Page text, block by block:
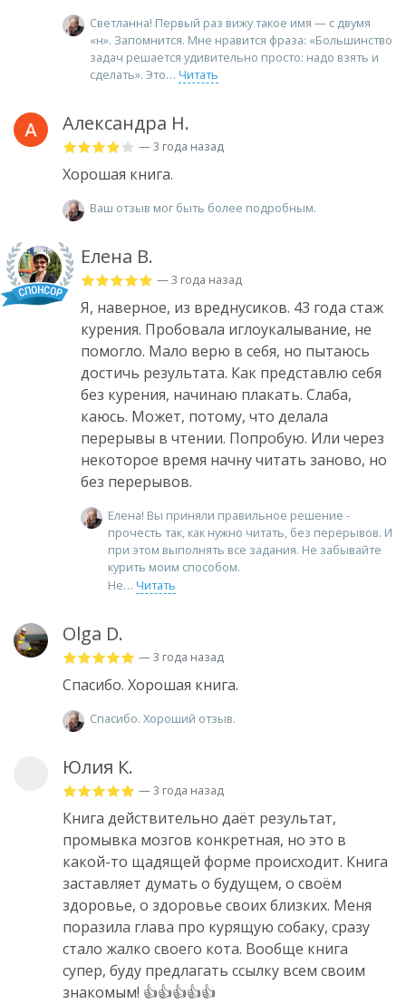
Светланна! Первый раз вижу такое имя — с двумя
«н». Запомнится. Мне нравится фраза: «Большинство
задач решается удивительно просто: надо взять и
сделать». Это
Читать
Александра Н.
— 3 года назад
Хорошая книга.
Ваш отзыв мог быть более подробным.
Елена В.
— 3 года назад
Я, наверное, из вреднусиков. 43 года стаж
курения. Пробовала иглоукалывание, не
помогло. Мало верю в себя, но пытаюсь
достичь результата. Как представлю себя
без курения, начинаю плакать. Слаба,
каюсь. Может, потому, что делала
перерывы в чтении. Попробую. Или через
некоторое время начну читать заново, но
без перерывов.
Елена! Вы приняли правильное решение -
прочесть так, как нужно читать, без перерывов. И
при этом выполнять все задания. Не забывайте
курить моим способом.
Не
Читать
Olga D.
— 3 года назад
Спасибо. Хорошая книга.
Спасибо. Хороший отзыв.
Юлия К.
— 3 года назад
Книга действительно даёт результат,
промывка мозгов конкретная, но это в
какой-то щадящей форме происходит. Книга
заставляет думать о будущем, о своём
здоровье, о здоровье своих близких. Меня
поразила глава про курящую собаку, сразу
стало жалко своего кота. Вообще книга
супер, буду предлагать ссылку всем своим
знакомым! 👍👍👍👍👍